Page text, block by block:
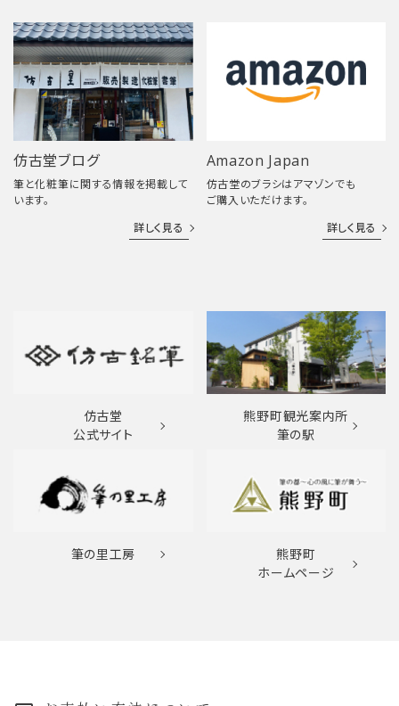
仿古堂ブログ
筆と化粧筆に関する情報を掲載して
います。
詳しく見る
Amazon Japan
仿古堂のブラシはアマゾンでも
ご購入いただけます。
詳しく見る
仿古堂
公式サイト
熊野町観光案内所
筆の駅
筆の里工房
熊野町
ホームページ